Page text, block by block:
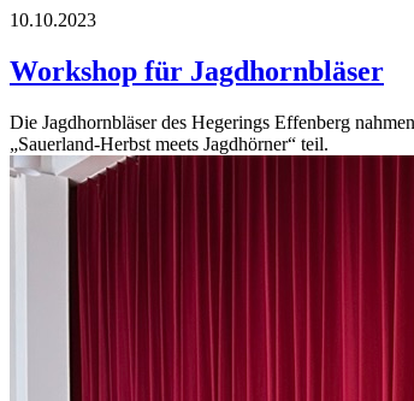
10.10.2023
Workshop für Jagdhornbläser
Die Jagdhornbläser des Hegerings Effenberg
„Sauerland-Herbst meets Jagdhörner“ teil.